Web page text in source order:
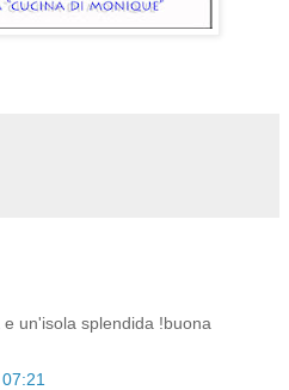
un'isola splendida !buona